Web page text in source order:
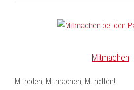
Mitmachen
Mitreden, Mitmachen, Mithelfen!